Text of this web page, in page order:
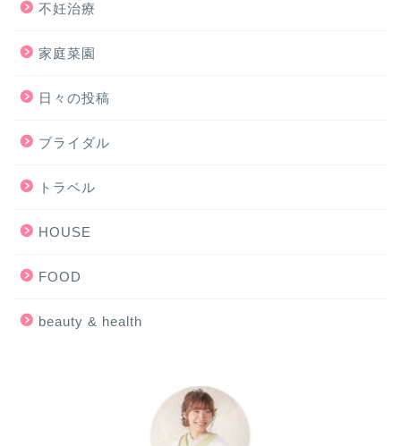
不妊治療
家庭菜園
日々の投稿
ブライダル
トラベル
HOUSE
FOOD
beauty & health